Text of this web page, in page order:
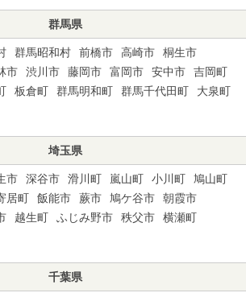
群馬県
群馬昭和村 前橋市 高崎市
桐生市
市 渋川市 藤岡市 富岡市 安中市
吉岡町
板倉町 群馬明和町 群馬千代田町
大泉町
埼玉県
市 深谷市 滑川町 嵐山町 小川町
鳩山町
居町 飯能市 蕨市 鳩ケ谷市
朝霞市
越生町 ふじみ野市 秩父市
横瀬町
千葉県